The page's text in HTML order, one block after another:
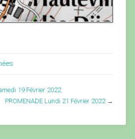
19 Février 2022
PROMENADE Lundi 21 Février 2022 →